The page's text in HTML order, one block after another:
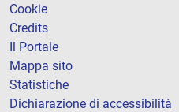
Cookie
Credits
Il Portale
Mappa sito
Statistiche
Dichiarazione di accessibilità